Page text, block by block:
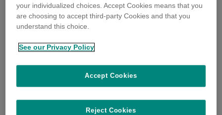
Všechny příspěvky
Zdraví a ochrana
Péče a výživa
Častá onemocnění
your individualized choices. Accept Cookies means that you
are choosing to accept third-party Cookies and that you
understand this choice.
See our Privacy Policy
Reject Cookies
Accept Cookies